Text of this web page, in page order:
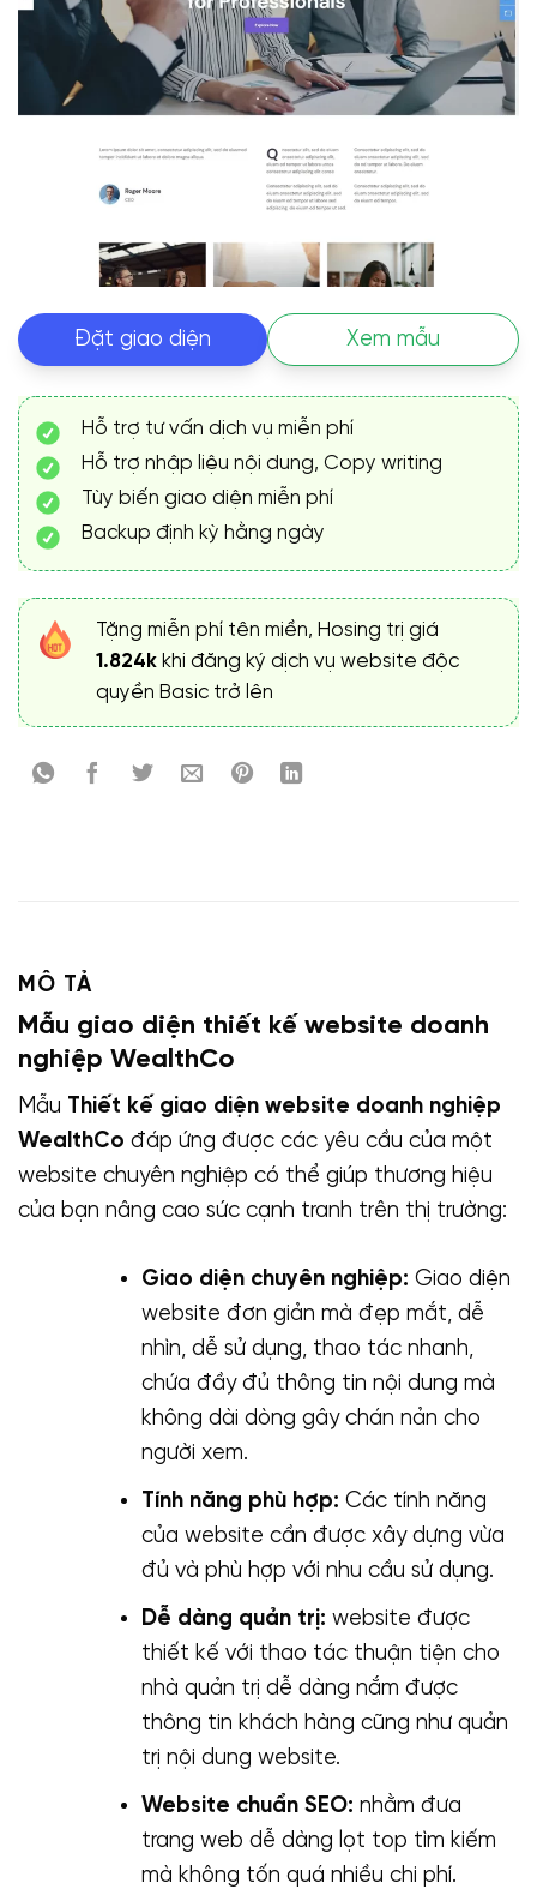
Đặt giao diện Xem mẫu
Hỗ trợ tư vấn dịch vụ miễn phí
Hỗ trợ nhập liệu nội dung, Copy writing
Tùy biến giao diện miễn phí
Backup định kỳ hằng ngày
Tặng miễn phí tên miền, Hosing trị giá
1.824k khi đăng ký dịch vụ website độc
quyền Basic trở lên
MÔ TẢ
Mẫu giao diện thiết kế website doanh
nghiệp WealthCo
Mẫu Thiết kế giao diện website doanh nghiệp
WealthCo đáp ứng được các yêu cầu của một
website chuyên nghiệp có thể giúp thương hiệu
của bạn nâng cao sức cạnh tranh trên thị trường:
Giao diện chuyên nghiệp: Giao diện
website đơn giản mà đẹp mắt, dễ
nhìn, dễ sử dụng, thao tác nhanh,
chứa đầy đủ thông tin nội dung mà
không dài dòng gây chán nản cho
người xem.
Tính năng phù hợp: Các tính năng
của website cần được xây dựng vừa
đủ và phù hợp với nhu cầu sử dụng.
Dễ dàng quản trị: website được
thiết kế với thao tác thuận tiện cho
nhà quản trị dễ dàng nắm được
thông tin khách hàng cũng như quản
trị nội dung website.
Website chuẩn SEO: nhằm đưa
trang web dễ dàng lọt top tìm kiếm
mà không tốn quá nhiều chi phí.